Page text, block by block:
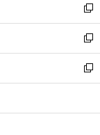
く
で
開
く
ド
ウ
で
開
く
ィ
ン
ド
ウ
で
開
い
ウ
ィ
ン
ド
ウ
開
新
し
い
ウ
ィ
ン
ウ
新
し
い
ウ
ン
新
し
ウ